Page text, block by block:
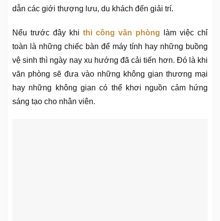
dẫn các giới thượng lưu, du khách đến giải trí.
Nếu trước đây khi thi công văn phòng làm việc chỉ
toàn là những chiếc bàn để máy tính hay những buồng
vệ sinh thì ngày nay xu hướng đã cải tiến hơn. Đó là khi
văn phòng sẽ đưa vào những không gian thương mại
hay những không gian có thể khơi nguồn cảm hứng
sáng tạo cho nhân viên.